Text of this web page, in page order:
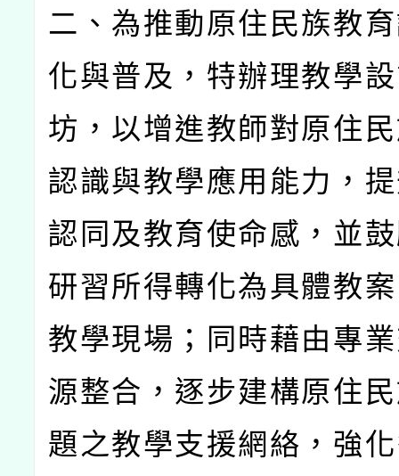
二、為推動原住民族教
化與普及，特辦理教學
坊，以增進教師對原住
認識與教學應用能力，
認同及教育使命感，並
研習所得轉化為具體教
教學現場；同時藉由專
源整合，逐步建構原住
題之教學支援網絡，強